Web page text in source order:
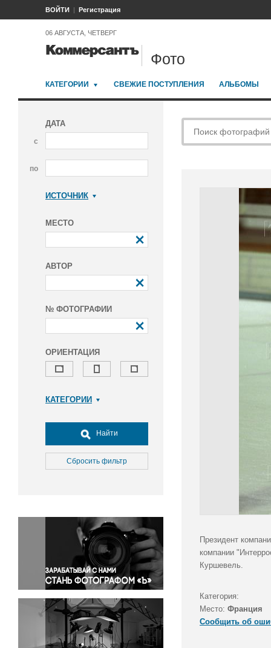
ВОЙТИ Регистрация
06 АВГУСТА, ЧЕТВЕРГ
Фото
КАТЕГОРИИ СВЕЖИЕ ПОСТУПЛЕНИЯ АЛЬБОМЫ
ДАТА
с
по
ИСТОЧНИК
МЕСТО
АВТОР
№ ФОТОГРАФИИ
ОРИЕНТАЦИЯ
КАТЕГОРИИ
Досуг, туризм и отдых
Культура
Медицина
Окружающая среда
Политика
Правосудие
Происшествия и конфликты
Религия
Светская жизнь
Спорт
Экология
Экономика и бизнес
Найти
Сбросить фильтр
Президент
компании
Куршевель.
Категория:
Место: Франция
Сообщить об